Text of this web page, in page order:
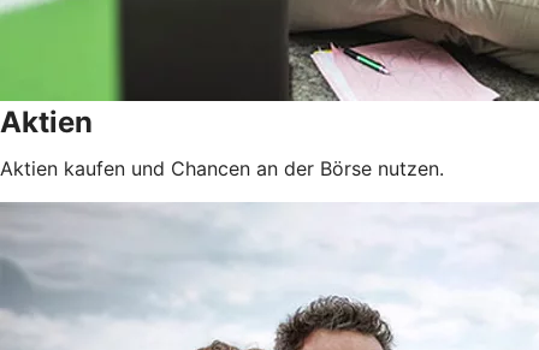
Aktien
Aktien kaufen und Chancen an der Börse nutzen.